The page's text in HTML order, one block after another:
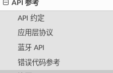
API 参考
API 约定
应用层协议
蓝牙 API
错误代码参考